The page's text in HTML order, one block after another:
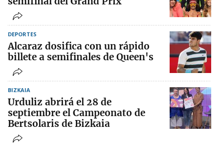
DEPORTES
Alcaraz dosifica con un rápido
billete a semifinales de Queen's
BIZKAIA
Urduliz abrirá el 28 de
septiembre el Campeonato de
Bertsolaris de Bizkaia